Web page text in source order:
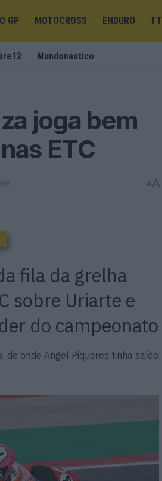
GP MOTOCROSS ENDURO TT
Mundonautico
joga bem
ETC
AA
fila da grelha
sobre Uriarte e
do campeonato
de onde Angel Piqueres tinha saído